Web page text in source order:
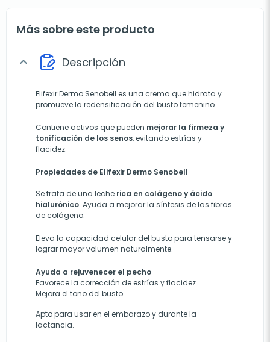
Más sobre este producto
expand_more Descripción
Elifexir Dermo Senobell es una crema que hidrata y
promueve la redensificación del busto femenino.
Contiene activos que pueden mejorar la firmeza y
tonificación de los senos, evitando estrías y
flacidez.
Propiedades de Elifexir Dermo Senobell
Se trata de una leche rica en colágeno y ácido
hialurónico. Ayuda a mejorar la síntesis de las fibras
de colágeno.
Eleva la capacidad celular del busto para tensarse y
lograr mayor volumen naturalmente.
Ayuda a rejuvenecer el pecho
Favorece la corrección de estrías y flacidez
Mejora el tono del busto
Apto para usar en el embarazo y durante la
lactancia.